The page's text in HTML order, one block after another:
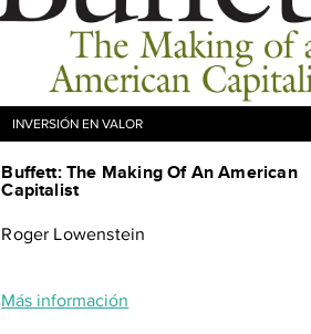
INVERSIÓN EN VALOR
Buffett: The Making Of An American
Capitalist
Roger Lowenstein
Más información